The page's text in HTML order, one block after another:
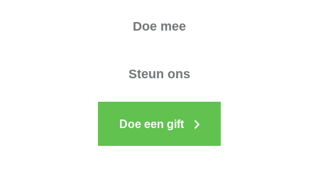
Doe mee
Steun ons
Doe een gift